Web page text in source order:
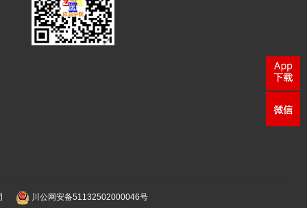
川公网安备51132502000046号